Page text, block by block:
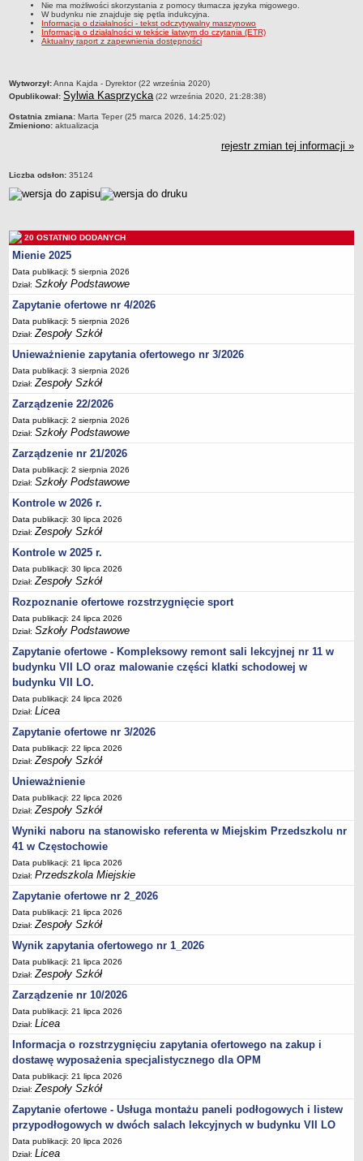
Nie ma możliwości skorzystania z pomocy tłumacza języka migowego.
W budynku nie znajduje się pętla indukcyjna.
Informacja o działalności - tekst odczytywalny maszynowo
Informacja o działalności w tekście łatwym do czytania (ETR)
Aktualny raport z zapewnienia dostępności
metryczka
Wytworzył:Anna Kajda - Dyrektor (22 września 2020)
Opublikował: Sylwia Kasprzycka (22 września 2020, 21:28:38)
Ostatnia zmiana: Marta Teper (25 marca 2026, 14:25:02)
Zmieniono: aktualizacja
rejestr zmian tej informacji »
Liczba odsłon: 35124
20 OSTATNIO DODANYCH
Mienie 2025
Data publikacji: 5 sierpnia 2026
Dział:Szkoły Podstawowe
Zapytanie ofertowe nr 4/2026
Data publikacji: 5 sierpnia 2026
Dział:Zespoły Szkół
Unieważnienie zapytania ofertowego nr 3/2026
Data publikacji: 3 sierpnia 2026
Dział:Zespoły Szkół
Zarządzenie 22/2026
Data publikacji: 2 sierpnia 2026
Dział:Szkoły Podstawowe
Zarządzenie nr 21/2026
Data publikacji: 2 sierpnia 2026
Dział:Szkoły Podstawowe
Kontrole w 2026 r.
Data publikacji: 30 lipca 2026
Dział:Zespoły Szkół
Kontrole w 2025 r.
Data publikacji: 30 lipca 2026
Dział:Zespoły Szkół
Rozpoznanie ofertowe rozstrzygnięcie sport
Data publikacji: 24 lipca 2026
Dział:Szkoły Podstawowe
Zapytanie ofertowe - Kompleksowy remont sali lekcyjnej nr 11 w
budynku VII LO oraz malowanie części klatki schodowej w
budynku VII LO.
Data publikacji: 24 lipca 2026
Dział:Licea
Zapytanie ofertowe nr 3/2026
Data publikacji: 22 lipca 2026
Dział:Zespoły Szkół
Unieważnienie
Data publikacji: 22 lipca 2026
Dział:Zespoły Szkół
Wyniki naboru na stanowisko referenta w Miejskim Przedszkolu nr
41 w Częstochowie
Data publikacji: 21 lipca 2026
Dział:Przedszkola Miejskie
Zapytanie ofertowe nr 2_2026
Data publikacji: 21 lipca 2026
Dział:Zespoły Szkół
Wynik zapytania ofertowego nr 1_2026
Data publikacji: 21 lipca 2026
Dział:Zespoły Szkół
Zarządzenie nr 10/2026
Data publikacji: 21 lipca 2026
Dział:Licea
Informacja o rozstrzygnięciu zapytania ofertowego na zakup i
dostawę wyposażenia specjalistycznego dla OPM
Data publikacji: 21 lipca 2026
Dział:Zespoły Szkół
Zapytanie ofertowe - Usługa montażu paneli podłogowych i listew
przypodłogowych w dwóch salach lekcyjnych w budynku VII LO
Data publikacji: 20 lipca 2026
Dział:Licea